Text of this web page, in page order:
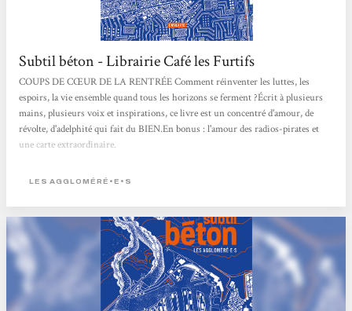
Subtil béton - Librairie Café les Furtifs
COUPS DE CŒUR DE LA RENTRÉE Comment réinventer les luttes, les
espoirs, la vie ensemble quand tous les horizons se ferment ?Écrit à plusieurs
mains, plusieurs voix et inspirations, ce livre est un concentré d'amour, de
révolte, d'adelphité qui fait du BIEN.En bonus : l'amour des radios-pirates et
une carte extraordinaire.
LES AGGLOMÉRÉ•E•S